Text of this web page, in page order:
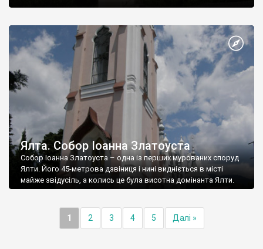
Ялта. Собор Іоанна Златоуста
Собор Іоанна Златоуста – одна із перших мурованих споруд
Ялти. Його 45-метрова дзвіниця і нині видніється в місті
майже звідусіль, а колись це була висотна домінанта Ялти.
1 2 3 4 5 Далі »